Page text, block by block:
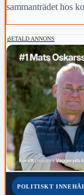
sammanträdet hos
BETALD ANNONS
POLITISKT